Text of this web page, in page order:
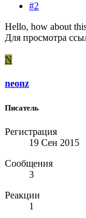
#2
Hello, how about
Для просмотра
N
neonz
Писатель
Регистрация
19 Сен 2015
Сообщения
3
Реакции
1